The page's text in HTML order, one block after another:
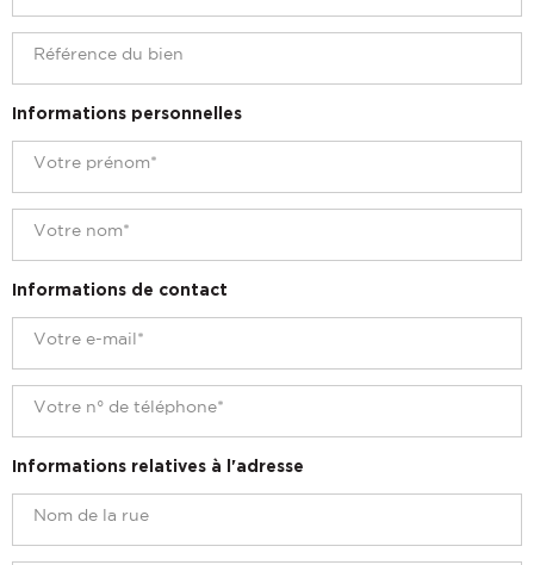
Informations personnelles
Informations de contact
Informations relatives à l'adresse